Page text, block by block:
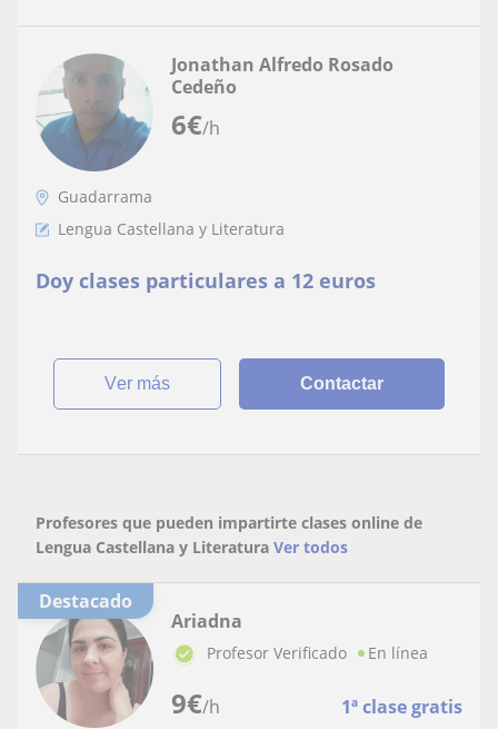
6€/h
Jonathan Alfredo Rosado
Cedeño
Guadarrama
Lengua Castellana y Literatura
Doy clases particulares a 12 euros
ver más Contactar
Profesores que pueden impartirte clases online de
Lengua Castellana y Literatura Ver todos
Destacado
9€/h 1ª clase gratis
Ariadna
Profesor Verificado En línea